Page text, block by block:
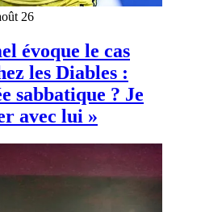
26
évoque le cas
les Diables :
sabbatique ? Je
avec lui »